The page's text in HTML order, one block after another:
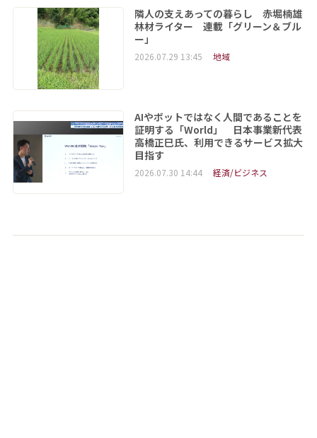
隣人の支えあっての暮らし 赤堀楠雄
林材ライター 連載「グリーン＆ブル
ー」
2026.07.29 13:45 地域
AIやボットではなく人間であることを
証明する「World」 日本事業新代表
高橋正巳氏、利用できるサービス拡大
目指す
2026.07.30 14:44 経済/ビジネス